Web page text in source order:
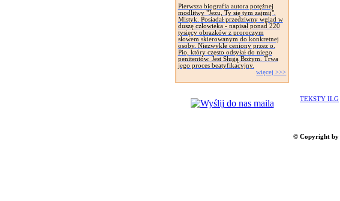
Pierwsza biografia autora potężnej
modlitwy "Jezu, Ty się tym zajmij".
Mistyk. Posiadał przedziwny wgląd w
duszę człowieka - napisał ponad 220
tysięcy obrazków z proroczym
słowem skierowanym do konkretnej
osoby. Niezwykle ceniony przez o.
Pio, który często odsyłał do niego
penitentów. Jest Sługą Bożym. Trwa
jego proces beatyfikacyjny.
więcej >>>
TEKSTY ILG
© Copyright by